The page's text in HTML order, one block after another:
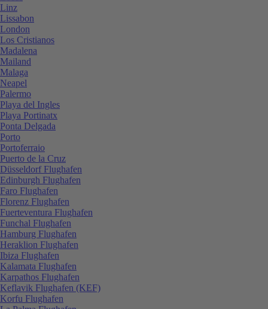
Linz
Lissabon
London
Los Cristianos
Madalena
Mailand
Malaga
Neapel
Palermo
Playa del Ingles
Playa Portinatx
Ponta Delgada
Porto
Portoferraio
Puerto de la Cruz
Düsseldorf Flughafen
Edinburgh Flughafen
Faro Flughafen
Florenz Flughafen
Fuerteventura Flughafen
Funchal Flughafen
Hamburg Flughafen
Heraklion Flughafen
Ibiza Flughafen
Kalamata Flughafen
Karpathos Flughafen
Keflavik Flughafen (KEF)
Korfu Flughafen